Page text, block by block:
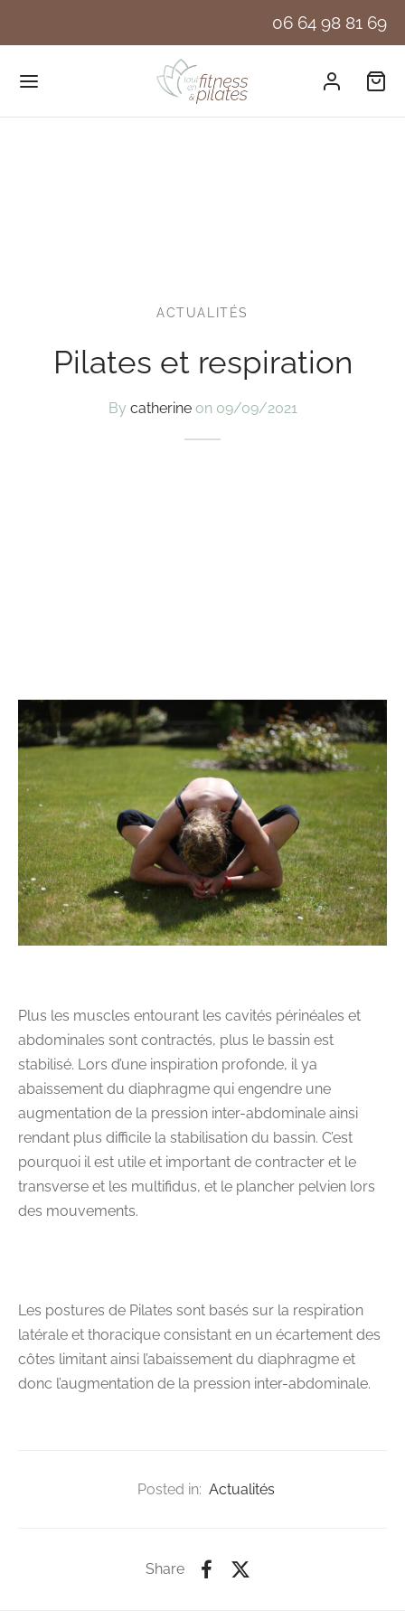
06 64 98 81 69
ACTUALITÉS
Pilates et respiration
By catherineon 09/09/2021
Plus les muscles entourant les cavités périnéales et
abdominales sont contractés, plus le bassin est
stabilisé. Lors d’une inspiration profonde, il ya
abaissement du diaphragme qui engendre une
augmentation de la pression inter-abdominale ainsi
rendant plus difficile la stabilisation du bassin. C’est
pourquoi il est utile et important de contracter et le
transverse et les multifidus, et le plancher pelvien lors
des mouvements.
Les postures de Pilates sont basés sur la respiration
latérale et thoracique consistant en un écartement des
côtes limitant ainsi l’abaissement du diaphragme et
donc l’augmentation de la pression inter-abdominale.
Posted in: Actualités
Share